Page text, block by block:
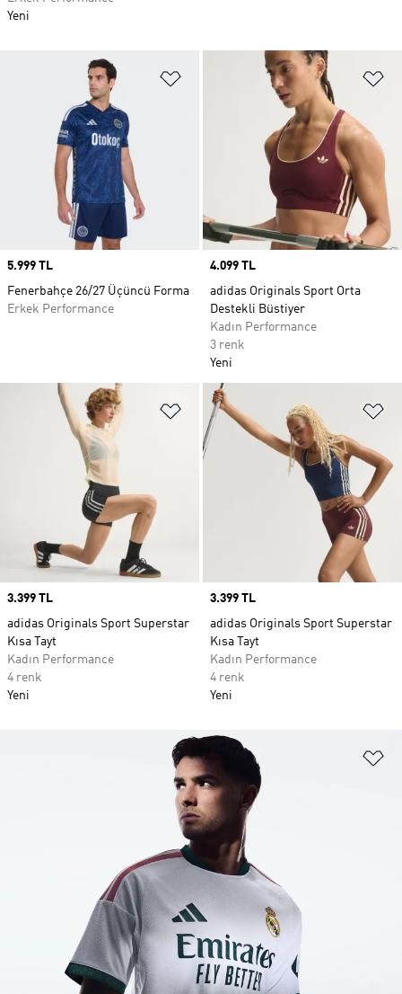
Favori Listesine Ekle
Price
5.999 TL
Fenerbahçe 26/27 Üçüncü Forma
Erkek Performance
Price
4.099 TL
adidas Originals Sport Orta
Destekli Büstiyer
Kadın Performance
3 renk
Yeni
Favori Listesine Ekle
Price
3.399 TL
adidas Originals Sport Superstar
Kısa Tayt
Kadın Performance
4 renk
Yeni
Price
3.399 TL
adidas Originals Sport Superstar
Kısa Tayt
Kadın Performance
4 renk
Yeni
Yeni